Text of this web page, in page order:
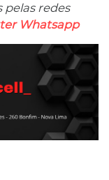
pelas redes
Whatsapp